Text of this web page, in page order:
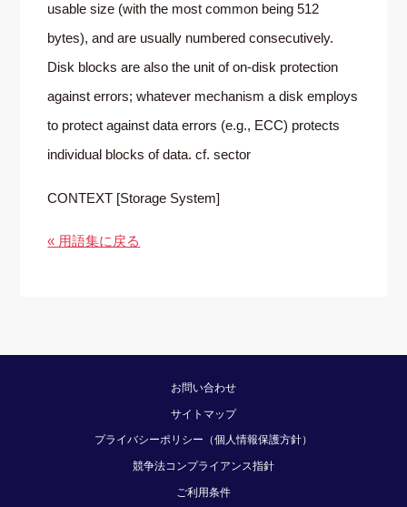
usable size (with the most common being 512
bytes), and are usually numbered consecutively.
Disk blocks are also the unit of on-disk protection
against errors; whatever mechanism a disk employs
to protect against data errors (e.g., ECC) protects
individual blocks of data. cf. sector
CONTEXT [Storage System]
« 用語集に戻る
お問い合わせ
サイトマップ
プライバシーポリシー（個人情報保護方針）
競争法コンプライアンス指針
ご利用条件